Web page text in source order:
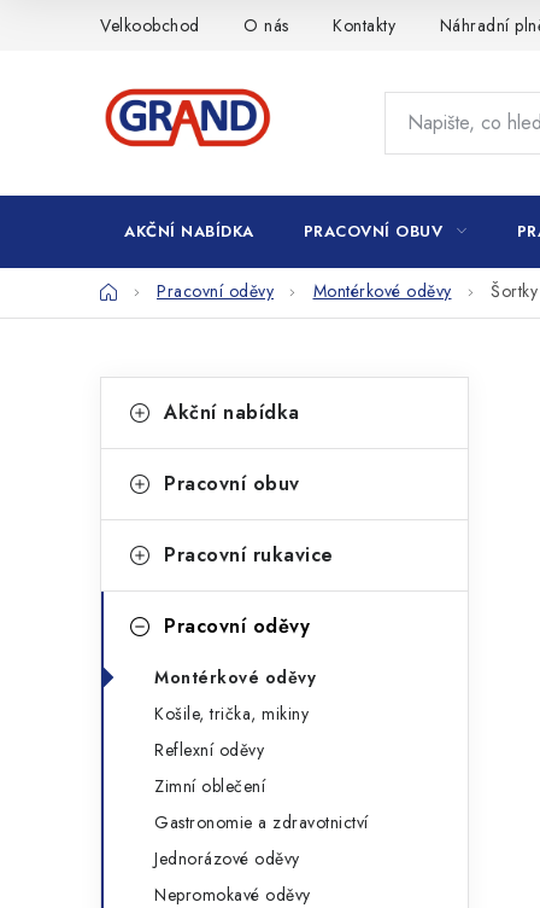
Velkoobchod O nás Kontakty Náhradní
AKČNÍ NABÍDKA PRACOVNÍ OBUV
DomůPracovní oděvy Montérkové oděvy
o
t
r
n
kategorie
a
e
o
i
Akční nabídka
Pracovní obuv
Pracovní rukavice
Pracovní oděvy
Montérkové oděvy
Košile, trička, mikiny
Reflexní oděvy
Zimní oblečení
Gastronomie a zdravotnictví
Jednorázové oděvy
Nepromokavé oděvy